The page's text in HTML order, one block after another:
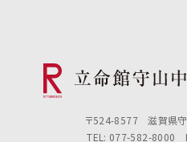
〒524-8577 滋賀県
TEL: 077-582-8000